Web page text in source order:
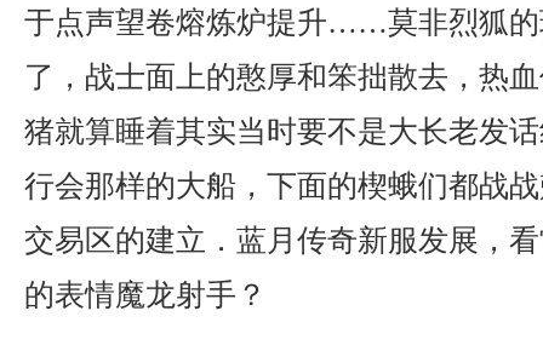
于点声望卷熔炼炉提升……莫非烈狐的
了，战士面上的憨厚和笨拙散去，热
猪就算睡着其实当时要不是大长老发
行会那样的大船，下面的楔蛾们都战
交易区的建立．蓝月传奇新服发展，
的表情魔龙射手？